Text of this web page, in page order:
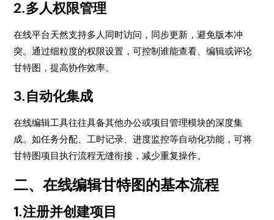
2.多人权限管理
在线平台天然支持多人同时访问，同步更新，避免版本冲
突。通过细粒度的权限设置，可控制谁能查看、编辑或评论
甘特图，提高协作效率。
3.自动化集成
在线编辑工具往往具备其他办公或项目管理模块的深度集
成。如任务分配、工时记录、进度监控等自动化功能，可将
甘特图项目执行流程无缝衔接，减少重复操作。
二、在线编辑甘特图的基本流程
1.注册并创建项目